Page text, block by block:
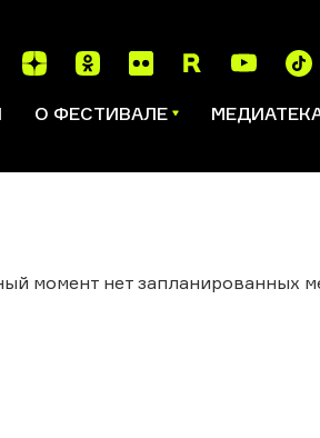
О ФЕСТИВАЛЕ
момент нет запланированных